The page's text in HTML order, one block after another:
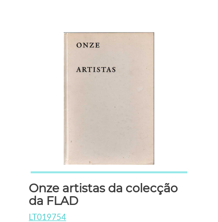
Onze artistas da colecção
da FLAD
LT019754